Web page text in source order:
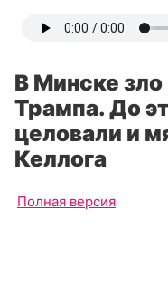
В Минске
Трампа. До
целовали и
Келлога
Полная версия